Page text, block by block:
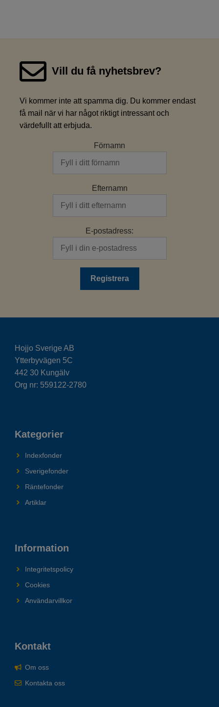
Vill du få nyhetsbrev?
Vi kommer inte att spamma dig. Du kommer endast
få mail när vi har något riktigt intressant och
värdefullt att erbjuda.
Förnamn
Efternamn
E-postadress:
Hojjo Sverige AB
Ytterbyvägen 5C
442 30 Kungälv
Org nr: 559122-2780
Kategorier
Indexfonder
Sverigefonder
Räntefonder
Artiklar
Information
Integritetspolicy
Cookies
Användarvillkor
Kontakt
Om oss
Kontakta oss